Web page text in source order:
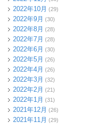
2022年10月 (29)
2022年9月 (30)
2022年8月 (28)
2022年7月 (28)
2022年6月 (30)
2022年5月 (26)
2022年4月 (26)
2022年3月 (32)
2022年2月 (21)
2022年1月 (31)
2021年12月 (26)
2021年11月 (29)